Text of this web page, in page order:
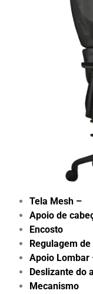
Tela
Apoio
Regulagem
Apoio